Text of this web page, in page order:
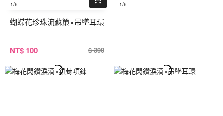
1/6
蝴蝶花珍珠流蘇簾×吊墜耳環
NT$ 100 $ 390
1/6